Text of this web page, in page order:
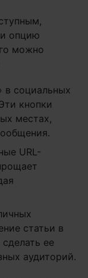
опцию
можно
в социальных
кнопки
местах,
URL-
статьи в
ее
аудиторий.